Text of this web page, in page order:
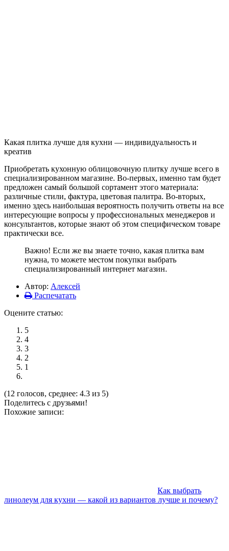
Какая плитка лучше для кухни — индивидуальность и
креатив
Приобретать кухонную облицовочную плитку лучше всего в
специализированном магазине. Во-первых, именно там будет
предложен самый большой сортамент этого материала:
различные стили, фактура, цветовая палитра. Во-вторых,
именно здесь наибольшая вероятность получить ответы на все
интересующие вопросы у профессиональных менеджеров и
консультантов, которые знают об этом специфическом товаре
практически все.
Важно! Если же вы знаете точно, какая плитка вам
нужна, то можете местом покупки выбрать
специализированный интернет магазин.
Автор: Алексей
Распечатать
Оцените статью:
5
4
3
2
1
(12 голосов, среднее: 4.3 из 5)
Поделитесь с друзьями!
Похожие записи:
Как выбрать
линолеум для кухни — какой из вариантов лучше и почему?